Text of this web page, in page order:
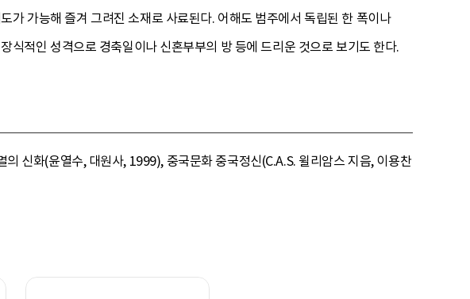
가 가능해 즐겨 그려진 소재로 사료된다. 어해도 범주에서 독립된 한 폭이나
식적인 성격으로 경축일이나 신혼부부의 방 등에 드리운 것으로 보기도 한다.
신화(윤열수, 대원사, 1999), 중국문화 중국정신(C.A.S. 윌리암스 지음, 이용찬